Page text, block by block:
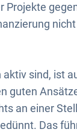
Projekte
sind, ist
guten
an einer
Das